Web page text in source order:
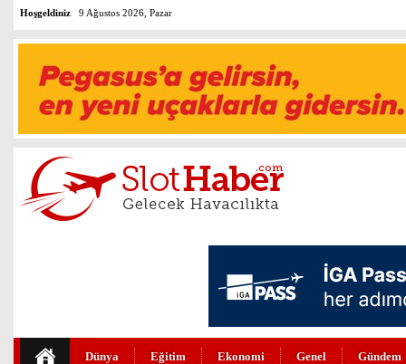
Hoşgeldiniz 9 Ağustos 2026, Pazar
Dünya Eğitim Ekonomi Genel Gündem